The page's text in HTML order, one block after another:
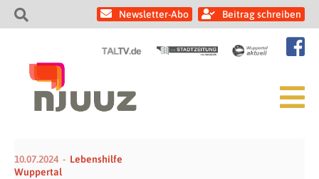
Newsletter-Abo Beitrag schreiben
10.07.2024
Lebenshilfe
Wuppertal